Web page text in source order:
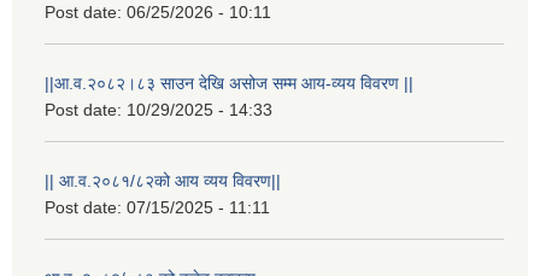
Post date: 06/25/2026 - 10:11
||आ.व.२०८२।८३ साउन देखि असोज सम्म आय-व्यय विवरण ||
Post date: 10/29/2025 - 14:33
|| आ.व.२०८१/८२को आय व्यय विवरण||
Post date: 07/15/2025 - 11:11